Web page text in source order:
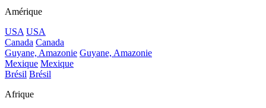
Amérique
USA USA
Canada Canada
Guyane, Amazonie Guyane, Amazonie
Mexique Mexique
Brésil Brésil
Afrique